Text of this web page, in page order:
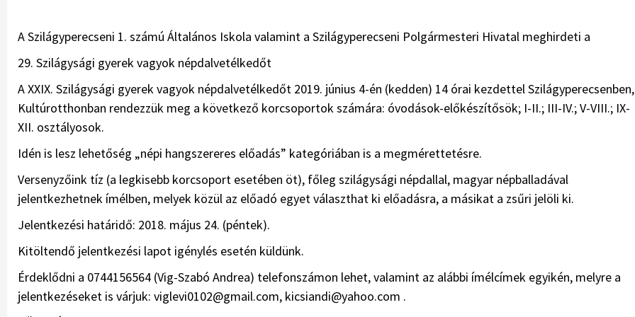
A Szilágyperecseni 1. számú Általános Iskola valamint a Szilágyperecseni Polgármesteri Hivatal meghirdeti a
29. Szilágysági gyerek vagyok népdalvetélkedőt
A XXIX. Szilágysági gyerek vagyok népdalvetélkedőt 2019. június 4-én (kedden) 14 órai kezdettel
Kultúrotthonban rendezzük meg a következő korcsoportok számára: óvodások-előkészítősök; I-II.; III-IV.; V-VIII.; IX-
XII. osztályosok.
Idén is lesz lehetőség „népi hangszereres előadás” kategóriában is a megmérettetésre.
Versenyzőink tíz (a legkisebb korcsoport esetében öt), főleg szilágysági népdallal, magyar népballadával
jelentkezhetnek ímélben, melyek közül az előadó egyet választhat ki előadásra, a másikat a zsűri jelöli ki.
Jelentkezési határidő: 2018. május 24. (péntek).
Kitöltendő jelentkezési lapot igénylés esetén küldünk.
Érdeklődni a 0744156564 (Vig-Szabó Andrea) telefonszámon lehet, valamint az alábbi ímélcímek egyikén, melyre a
jelentkezéseket is várjuk: viglevi0102@gmail.com, kicsiandi@yahoo.com .